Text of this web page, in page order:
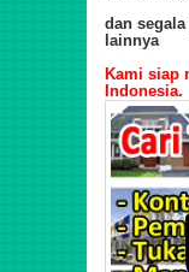
dan
lainnya
Kami siap
Indonesia.